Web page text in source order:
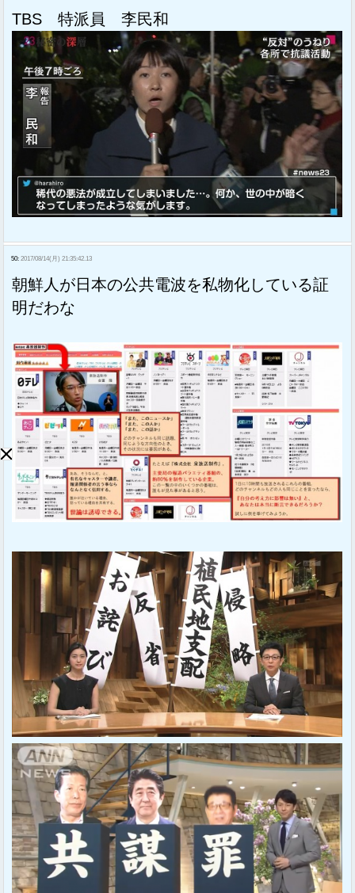
TBS 特派員 李民和
50: 2017/08/14(月) 21:35:42.13
朝鮮人が日本の公共電波を私物化している証
明だわな
Sponsored Link